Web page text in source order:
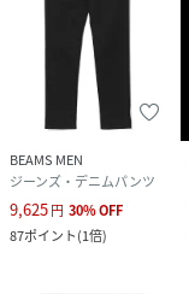
BEAMS MEN
ジーンズ・デニムパンツ
9,625円 30%OFF
87ポイント(1倍)